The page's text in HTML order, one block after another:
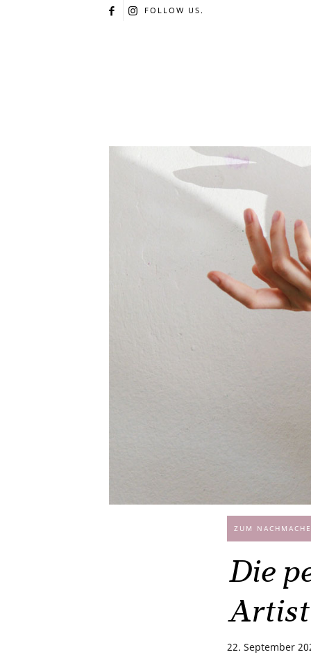
FOLLOW US.
ZUM
Die
Artist
22. September